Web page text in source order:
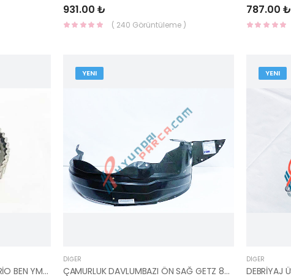
931.00 ₺
( 240 Görüntüleme )
787.00 ₺
TRİGER DİŞLİSİ ERA BEN/GETZ/RİO BEN YM 24211-26100-HMC
YENI
DIĞER
ÇAMURLUK DAVLUMBAZI ÖN SAĞ GETZ 86812-1C500-YS
YENI
DIĞER